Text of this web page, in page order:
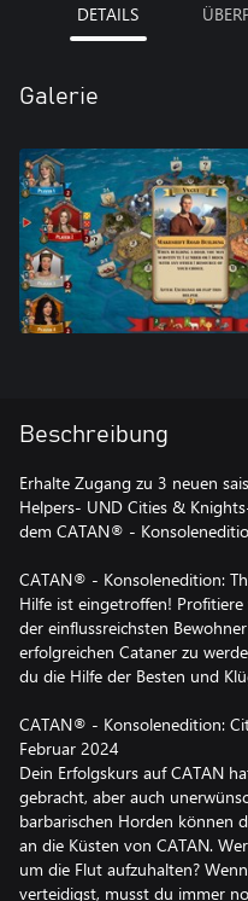
DETAILS
Galerie
Beschreibung
Erhalte Zugang zu 3 neuen
Helpers- UND Cities &
dem CATAN® -
CATAN® - Konsolenedition:
Hilfe ist eingetroffen!
der einflussreichsten
erfolgreichen Cataner zu
du die Hilfe der Besten und
CATAN® - Konsolenedition:
Februar 2024
Dein Erfolgskurs auf CATAN
gebracht, aber auch
barbarischen Horden können
an die Küsten von CATAN.
um die Flut aufzuhalten?
verteidigst, musst du immer